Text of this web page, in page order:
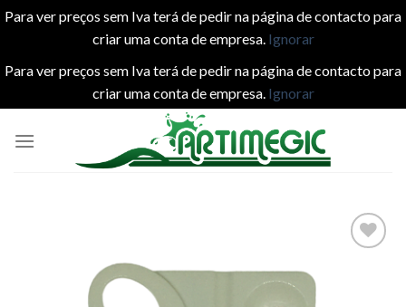
Para ver preços sem Iva terá de pedir na página de contacto para
criar uma conta de empresa. Ignorar
Para ver preços sem Iva terá de pedir na página de contacto para
criar uma conta de empresa. Ignorar